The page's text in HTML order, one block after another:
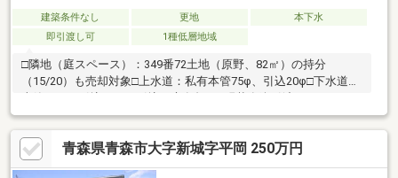
建築条件なし 更地
本下水
即引渡し可
1種低層地域
□隣地（庭スペース）：349番72土地（原野、82㎡）の持分
（15/20）も売却対象□上水道：私有本管75φ、引込20φ□下水道：
青森県青森市大字新城字平岡 250万円